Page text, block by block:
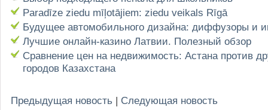
Paradīze ziedu mīļotājiem: ziedu veikals Rīgā
Будущее автомобильного дизайна: диффузоры и
Лучшие онлайн-казино Латвии. Полезный обзор
Сравнение цен на недвижимость: Астана против
городов Казахстана
Предыдущая новость | Следующая новость